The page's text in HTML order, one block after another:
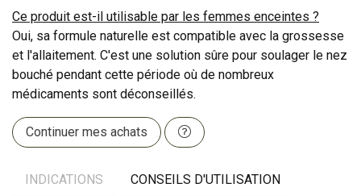
Ce produit est-il utilisable par les femmes enceintes ?
Oui, sa formule naturelle est compatible avec la grossesse
et l'allaitement. C'est une solution sûre pour soulager le nez
bouché pendant cette période où de nombreux
médicaments sont déconseillés.
Continuer mes achats
INDICATIONS CONSEILS D'UTILISATION